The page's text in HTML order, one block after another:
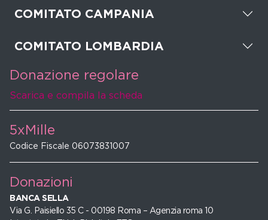
COMITATO CAMPANIA
COMITATO LOMBARDIA
Donazione regolare
Scarica e compila la scheda
5xMille
Codice Fiscale 06073831007
Donazioni
BANCA SELLA
Via G. Paisiello 35 C - 00198 Roma – Agenzia roma 10